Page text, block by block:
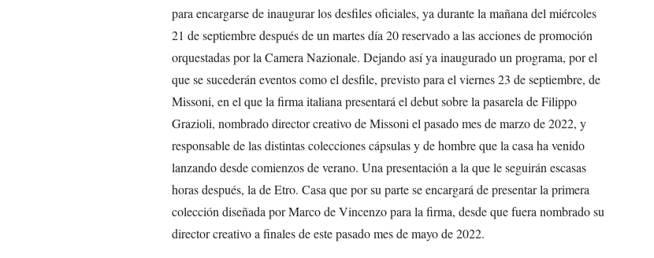
para encargarse de inaugurar los desfiles oficiales, ya durante la mañana del miércoles
21 de septiembre después de un martes día 20 reservado a las acciones de promoción
orquestadas por la Camera Nazionale. Dejando así ya inaugurado un programa, por el
que se sucederán eventos como el desfile, previsto para el viernes 23 de septiembre, de
Missoni, en el que la firma italiana presentará el debut sobre la pasarela de Filippo
Grazioli, nombrado director creativo de Missoni el pasado mes de marzo de 2022, y
responsable de las distintas colecciones cápsulas y de hombre que la casa ha venido
lanzando desde comienzos de verano. Una presentación a la que le seguirán escasas
horas después, la de Etro. Casa que por su parte se encargará de presentar la primera
colección diseñada por Marco de Vincenzo para la firma, desde que fuera nombrado su
director creativo a finales de este pasado mes de mayo de 2022.